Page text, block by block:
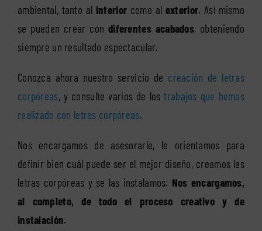
ambiental, tanto al interior como al exterior. Así mismo
se pueden crear condiferentes acabados, obteniendo
siempre un resultado espectacular.
Conozca ahora nuestro servicio de creación de letras
corpóreas, y consulte varios de lostrabajos que hemos
realizado con letras corpóreas.
Nos encargamos de asesorarle, le orientamos para
definir bien cuál puede ser el mejor diseño, creamos las
letras corpóreas y se las instalamos. Nos encargamos,
al completo, de todo el proceso creativo y de
instalación.